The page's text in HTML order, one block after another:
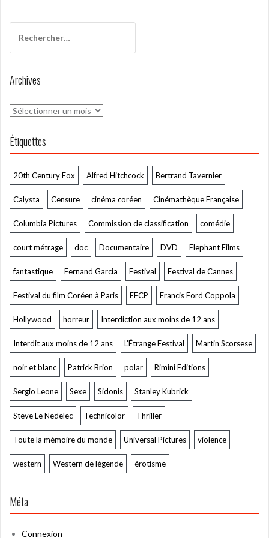
Archives
Archives
Étiquettes
20th Century Fox Alfred Hitchcock Bertrand Tavernier
Calysta Censure cinéma coréen Cinémathèque Française
Columbia Pictures Commission de classification comédie
court métrage doc Documentaire DVD Elephant Films
fantastique Fernand Garcia Festival Festival de Cannes
Festival du film Coréen à Paris FFCP Francis Ford Coppola
Hollywood horreur Interdiction aux moins de 12 ans
Interdit aux moins de 12 ans L’Étrange Festival Martin Scorsese
noir et blanc Patrick Brion polar Rimini Editions
Sergio Leone Sexe Sidonis Stanley Kubrick
Steve Le Nedelec Technicolor Thriller
Toute la mémoire du monde Universal Pictures violence
western Western de légende érotisme
Méta
Connexion